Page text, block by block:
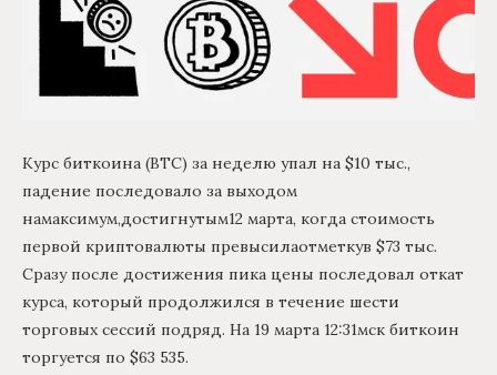
Курс биткоина (BTC) за неделю упал на $10 тыс.,
падение последовало за выходом
намаксимум,достигнутым12 марта, когда стоимость
первой криптовалюты превысилаотметкув $73 тыс.
Сразу после достижения пика цены последовал откат
курса, который продолжился в течение шести
торговых сессий подряд. На 19 марта 12:31мск биткоин
торгуется по $63 535.